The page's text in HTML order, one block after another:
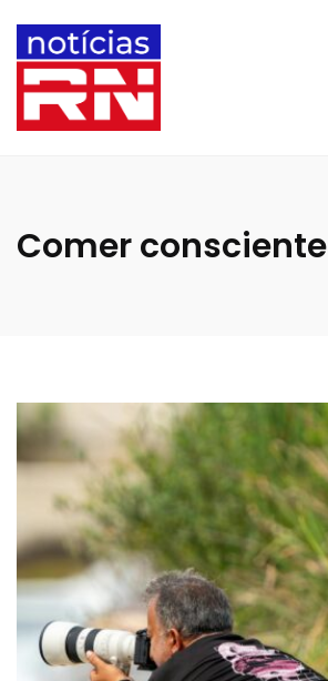
Comer consciente